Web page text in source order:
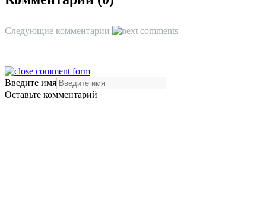
Следующие комментарии
Введите имя
Оставьте комментарий